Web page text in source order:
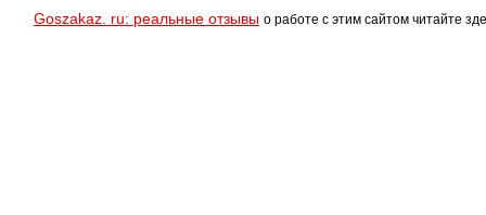
Goszakaz. ru: реальные отзывы о работе с этим сайтом читайте